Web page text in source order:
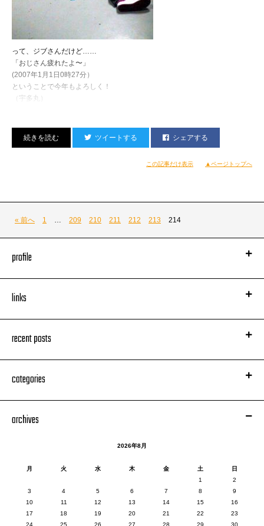
って、ジブさんだけど……
「おじさん疲れたよ〜」
(2007年1月1日0時27分）
ということで今年もよろしく！
（宇多丸）
ツイートする シェアする
この記事だけ表示 ▲ページトップへ
« 前へ 1 209 210 211 212 213 214
profile
links
recent posts
categories
archives
2026年8月
月 火 水 木 金 土
日
1
2
3
4 5 6 7 8
9
10
11 12 13 14 15
16
17
18 19 20 21 22
23
24
25 26 27 28 29 30